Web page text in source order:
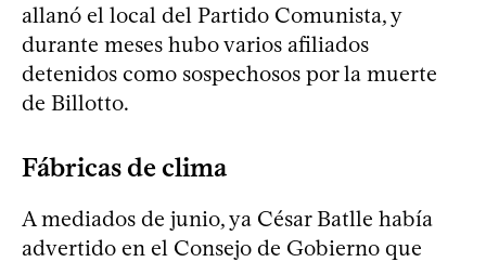
allanó el local del Partido Comunista, y
durante meses hubo varios afiliados
detenidos como sospechosos por la muerte
de Billotto.
Fábricas de clima
A mediados de junio, ya César Batlle había
advertido en el Consejo de Gobierno que